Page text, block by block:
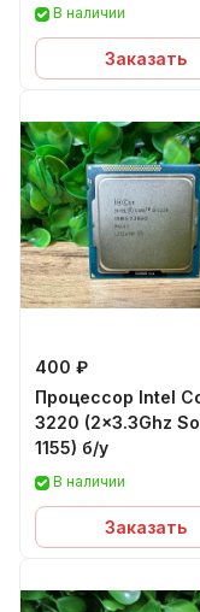
В наличии
Заказать
400 ₽
Процессор Intel
3220 (2x3.3Ghz
1155) б/у
В наличии
Заказать